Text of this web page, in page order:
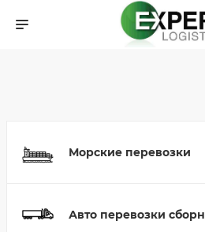
Морские перевозки
Авто перевозки